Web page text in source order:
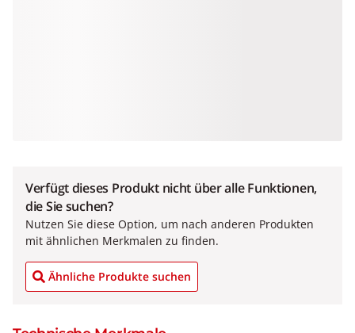
Verfügt dieses Produkt nicht über alle Funktionen,
die Sie suchen?
Nutzen Sie diese Option, um nach anderen Produkten
mit ähnlichen Merkmalen zu finden.
Ähnliche Produkte suchen